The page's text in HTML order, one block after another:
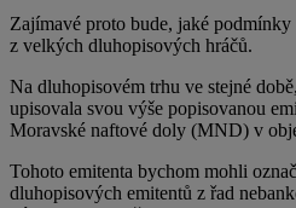
Zajímavé proto bude, jaké
z velkých dluhopisových hráčů.
Na dluhopisovém trhu ve stejné
upisovala svou výše popisovanou
Moravské naftové doly (MND) v
Tohoto emitenta bychom mohli
dluhopisových emitentů z řad